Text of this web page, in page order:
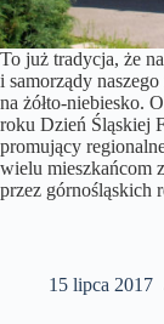
To już tradycja, że
i samorządy
na żółto-niebiesko.
roku Dzień Śląskiej
promujący
wielu mieszkańcom
przez górnośląskich
15 lipca 2017